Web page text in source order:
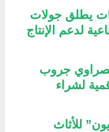
يطلق جولات
لدعم الإنتاج
جروب
لشراء
للأثاث